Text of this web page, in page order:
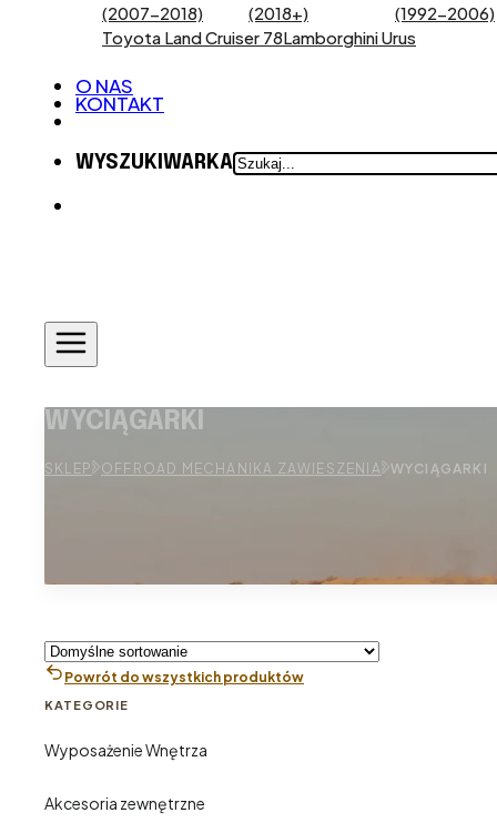
(2007-2018)
(2018+)
(1992-2006)
Toyota Land Cruiser 78Lamborghini Urus
O NAS
KONTAKT
WYSZUKIWARKASZUKAJ
WYCIĄGARKI
SKLEP OFFROAD MECHANIKA ZAWIESZENIA WYCIĄGARKI
Powrót do wszystkich produktów
KATEGORIE
Wyposażenie Wnętrza
Akcesoria zewnętrzne